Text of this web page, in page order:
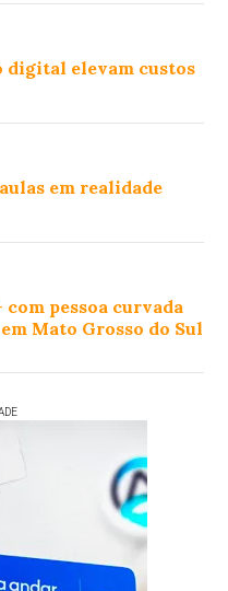
digital elevam custos
em realidade
pessoa curvada
Mato Grosso do Sul